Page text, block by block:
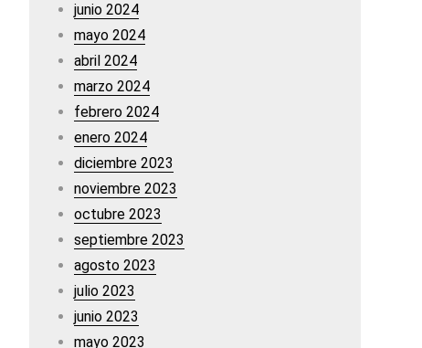
junio 2024
mayo 2024
abril 2024
marzo 2024
febrero 2024
enero 2024
diciembre 2023
noviembre 2023
octubre 2023
septiembre 2023
agosto 2023
julio 2023
junio 2023
mayo 2023